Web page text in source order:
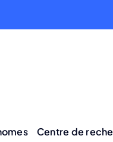
Centre de